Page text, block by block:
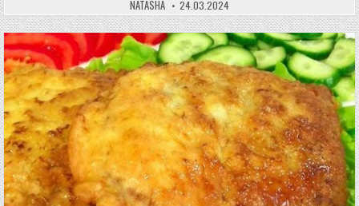
NATASHA 24.03.2024